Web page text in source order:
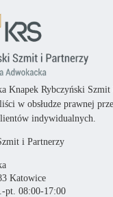
Knapek Rybczyński
w obsłudze prawnej
indywidualnych.
i Partnerzy
Katowice
pt. 08:00-17:00